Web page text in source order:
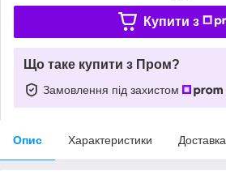
Купити з
Що таке купити з Пром?
Замовлення під захистом
Опис Характеристики Доставка